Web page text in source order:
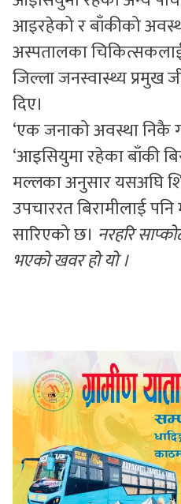
आइरहेको र बाँकीको
अस्पतालका
जिल्ला जनस्वास्थ्य प्रमुख
दिए।
‘एक जनाको अवस्था निकै
‘आइसियुमा रहेका बाँकी
मल्लका अनुसार यसअघि
उपचाररत बिरामीलाई
सारिएको छ। नरहरि
भएको खवर हो यो ।